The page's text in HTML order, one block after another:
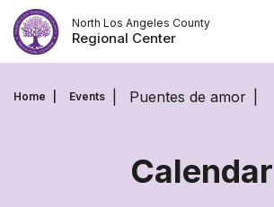
Skip
to
content
North Los Angeles County
Regional Center
Home Events Puentes de amor
Calendar